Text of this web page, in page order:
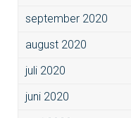
september 2020
august 2020
juli 2020
juni 2020